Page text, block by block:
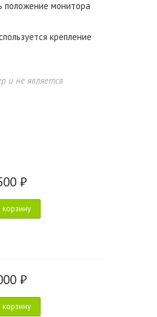
положение монитора
крепление
и не является
₽
корзину
₽
корзину